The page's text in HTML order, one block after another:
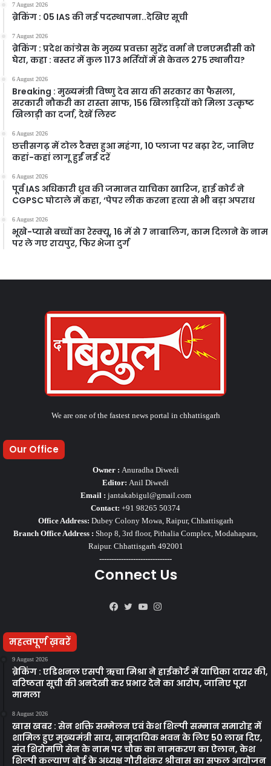
7 August 2026
ब्रेकिंग : 05 IAS की नई पदस्थापना..देखिए सूची
7 August 2026
ब्रेकिंग : प्रदेश कांग्रेस के मुख्य प्रवक्ता सुरेंद्र वर्मा ने एनएमडीसी को
घेरा, कहा : बस्तर में कुल 1173 भर्तियों में से केवल 275 स्थानीय?
6 August 2026
Breaking : मुख्यमंत्री विष्णु देव साय की सरकार का फैसला,
सरकारी नौकरी का रास्ता साफ, 156 खिलाड़ियों को मिला उत्कृष्ट
खिलाड़ी का दर्जा, देखें लिस्‍ट
6 August 2026
छत्तीसगढ़ में टोल टैक्स हुआ महंगा, 10 प्लाजा पर बढ़ा रेट, जानिए
कहां-कहां लागू हुईं नई दरें
6 August 2026
पूर्व IAS अधिकारी ध्रुव की जमानत याचिका खारिज, हाई कोर्ट ने
CGPSC घोटाले में कहा, ‘पेपर लीक करना हत्या से भी बड़ा अपराध
6 August 2026
भूखे-प्यासे बच्चों का रेस्क्यू, 16 में से 7 नाबालिग, काम दिलाने के नाम
पर ले गए रायपुर, फिर भेजा दुर्ग
We are one of the fastest news portal in chhattisgarh
Our Office
Owner : Anuradha Diwedi
Editor: Anil Diwedi
Email : jantakabigul@gmail.com
Contact: +91 98265 50374
Office Address: Dubey Colony Mowa, Raipur, Chhattisgarh
Branch Office Address : Shop 8, 3rd floor, Pithalia Complex, Modahapara,
Raipur. Chhattisgarh 492001
------------------------------
Connect Us
Facebook
TwitterYouTube
महत्वपूर्ण ख़बरें
9 August 2026
ब्रेकिंग : एडिशनल एसपी ऋचा मिश्रा ने हाईकोर्ट में याचिका दायर की,
वरिष्ठता सूची की अनदेखी कर प्रभार देने का आरोप, जानिए पूरा
मामला
8 August 2026
खास खबर : सेन शक्ति सम्मेलन एवं केश शिल्पी सम्मान समारोह में
शामिल हुए मुख्यमंत्री साय, सामुदायिक भवन के लिए 50 लाख दिए,
संत शिरोमणि सेन के नाम पर चौक का नामकरण का ऐलान, केश
शिल्पी कल्याण बोर्ड के अध्यक्ष गौरीशंकर श्रीवास का सफल आयोजन